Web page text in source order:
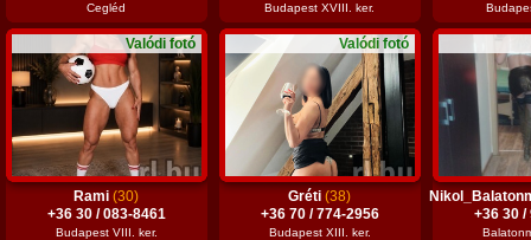
Cegléd Budapest XVIII. ker.
Valódi fotó
Rami(30)
+36 30 / 083-8461
Budapest VIII. ker.
Valódi fotó
Gréti(38)
+36 70 / 774-2956
Budapest XIII. ker.
+36 30 /